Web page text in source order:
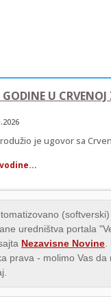
U CRVENOJ
je ugovor sa
uredništva portala
Nezavisne Novine
prava - molimo Vas da